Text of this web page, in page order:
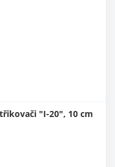
"I-20", 10 cm